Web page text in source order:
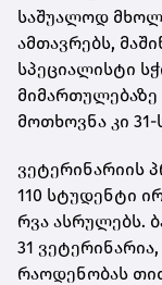
საშუალოდ
ამთავრებს,
სპეციალისტი
მოთხოვნა კი 31-
ვეტერინარიის
110 სტუდენტი
რვა ასრულებს.
31
რაოდენობას